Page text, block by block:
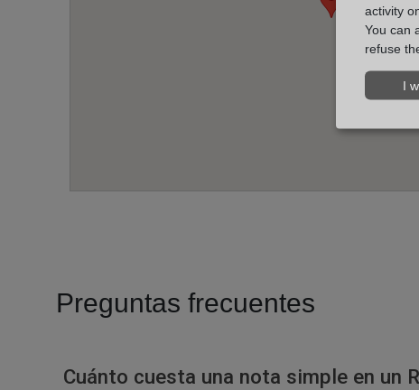
Preguntas frecuentes
Cuánto cuesta una nota simple en un
activity
You can
refuse
I